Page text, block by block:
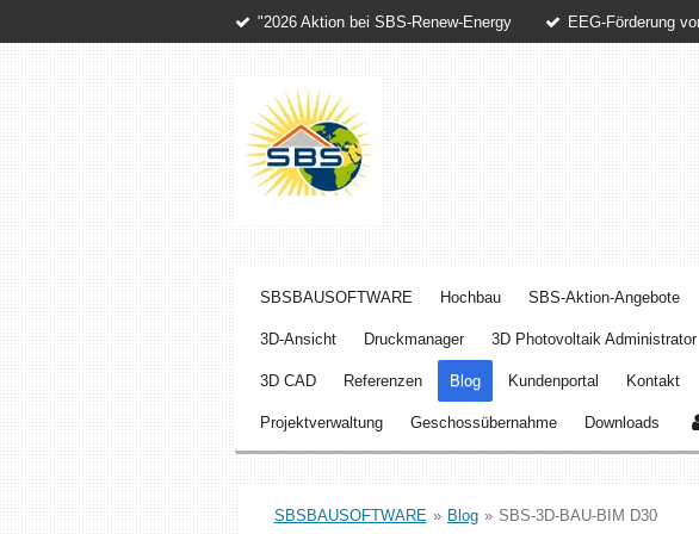
Hauptinhalt
springen
"2026 Aktion bei SBS-Renew-Energy EEG-Förderung
SBSBAUSOFTWARE Hochbau SBS-Aktion-Angebote
3D‑Ansicht Druckmanager 3D Photovoltaik Administrator
3D CAD Referenzen Blog Kundenportal Kontakt
Projektverwaltung Geschossübernahme Downloads
SBSBAUSOFTWARE » Blog » SBS-3D-BAU-BIM D30